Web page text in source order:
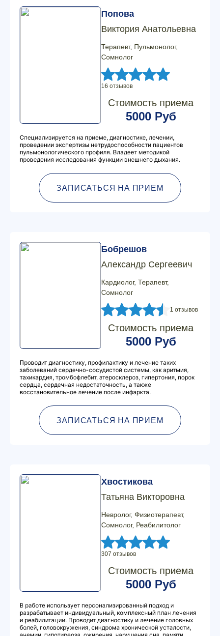
Попова
Виктория Анатольевна
Терапевт, Пульмонолог,
Сомнолог
16 отзывов
Стоимость приема
5000 Руб
Специализируется на приеме, диагностике, лечении,
проведении экспертизы нетрудоспособности пациентов
пульмонологического профиля. Владеет методикой
проведения исследования функции внешнего дыхания.
ЗАПИСАТЬСЯ НА ПРИЕМ
Бобрешов
Александр Сергеевич
Кардиолог, Терапевт,
Сомнолог
1 отзывов
Стоимость приема
5000 Руб
Проводит диагностику, профилактику и лечение таких
заболеваний сердечно-сосудистой системы, как аритмия,
тахикардия, тромбофлебит, атеросклероз, гипертония, порок
сердца, сердечная недостаточность, а также
восстановительное лечение после инфаркта.
ЗАПИСАТЬСЯ НА ПРИЕМ
Хвостикова
Татьяна Викторовна
Невролог, Физиотерапевт,
Сомнолог, Реабилитолог
307 отзывов
Стоимость приема
5000 Руб
В работе использует персонализированный подход и
разрабатывает индивидуальный, комплексный план лечения
и реабилитации. Проводит диагностику и лечение головных
болей, головокружения, синдрома хронической усталости,